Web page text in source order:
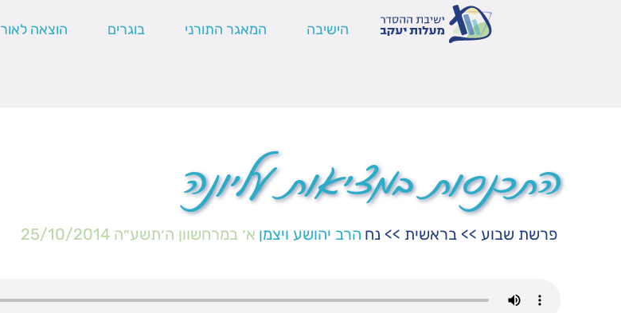
הישיבה המאגר התורני בוגרים הוצאה לאור
התכנסות במציאות עליונה
פרשת שבוע >> בראשית >> נח הרב יהושע ויצמן א׳ במרחשוון ה׳תשע״ה 25/10/2014